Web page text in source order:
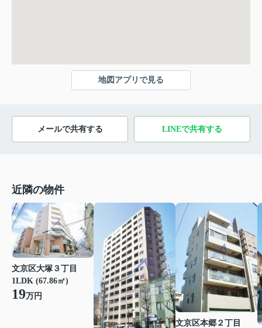
地図アプリで見る
メールで共有する LINEで共有する
近隣の物件
文京区大塚３丁目
1LDK (67.86㎡)
19万円
文京区本郷２丁目